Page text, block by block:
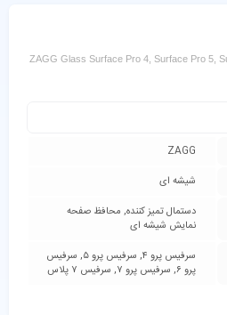
ZAGG Glass Surface Pro 4, Surface Pro 5,
ZAGG
شیشه ای
دستمال تمیز کننده, محافظ صفحه
نمایش شیشه ای
سرفیس پرو ۴, سرفیس پرو ۵, سرفیس
پرو ۶, سرفیس پرو ۷, سرفیس ۷ پلاس